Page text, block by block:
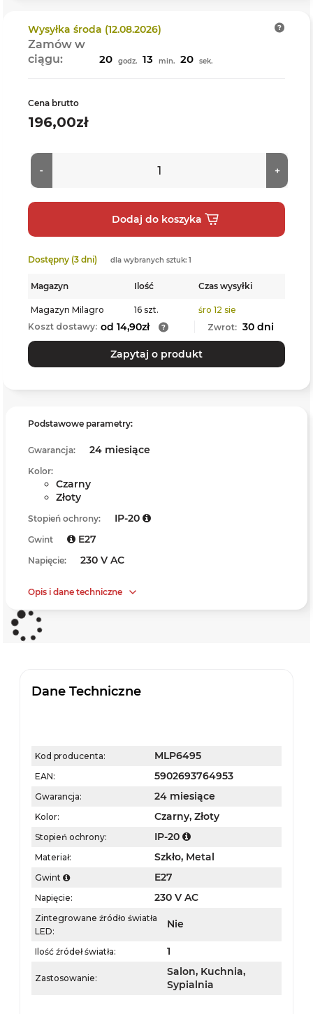
Wysyłka środa (12.08.2026)
Zamów w
ciągu:
20 godz. 13 min. 19 sek.
Cena brutto
196,00zł
Dostępny (3 dni) dla wybranych sztuk: 1
Magazyn Ilość Czas wysyłki
Magazyn Milagro 16 szt.
śro 12 sie
Koszt dostawy: od 14,90zł Zwrot: 30 dni
Zapytaj o produkt
Podstawowe parametry:
Gwarancja: 24 miesiące
Kolor:
Czarny
Złoty
Stopień ochrony: IP-20
Gwint E27
Napięcie: 230 V AC
Opis i dane techniczne
Dane Techniczne
Kod producenta: MLP6495
EAN: 5902693764953
Gwarancja: 24 miesiące
Kolor: Czarny, Złoty
Stopień ochrony: IP-20
Materiał: Szkło, Metal
Gwint E27
Napięcie: 230 V AC
Zintegrowane źródło światła
LED:
Nie
Ilość źródeł światła: 1
Zastosowanie:
Salon, Kuchnia,
Sypialnia